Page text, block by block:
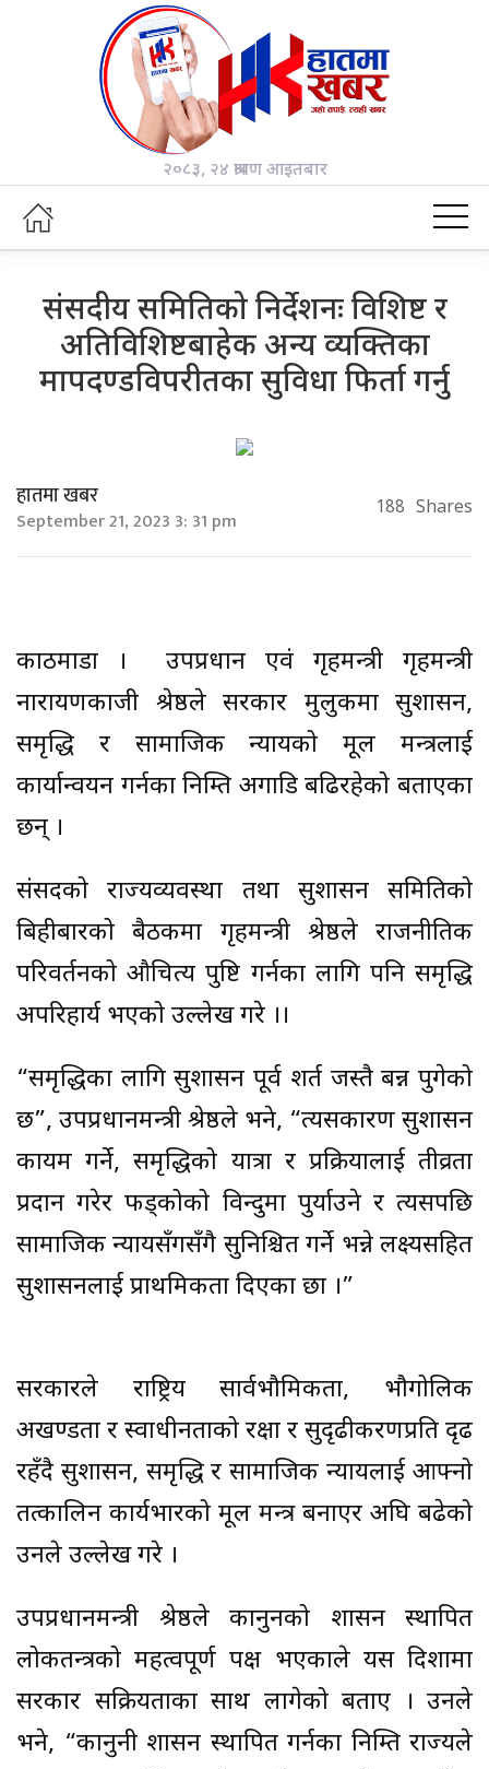
२०८३, २४ श्रावण आइतबार
संसदीय समितिको निर्देशनः विशिष्ट र
अतिविशिष्टबाहेक अन्य व्यक्तिका
मापदण्डविपरीतका सुविधा फिर्ता गर्नु
हातमा खबर
September 21, 2023 3: 31 pm 188 Shares
काठमाडौँ । उपप्रधान एवं गृहमन्त्री गृहमन्त्री
नारायणकाजी श्रेष्ठले सरकार मुलुकमा सुशासन,
समृद्धि र सामाजिक न्यायको मूल मन्त्रलाई
कार्यान्वयन गर्नका निम्ति अगाडि बढिरहेको बताएका
छन् ।
संसदको राज्यव्यवस्था तथा सुशासन समितिको
बिहीबारको बैठकमा गृहमन्त्री श्रेष्ठले राजनीतिक
परिवर्तनको औचित्य पुष्टि गर्नका लागि पनि समृद्धि
अपरिहार्य भएको उल्लेख गरे ।।
“समृद्धिका लागि सुशासन पूर्व शर्त जस्तै बन्न पुगेको
छ”, उपप्रधानमन्त्री श्रेष्ठले भने, “त्यसकारण सुशासन
कायम गर्ने, समृद्धिको यात्रा र प्रक्रियालाई तीव्रता
प्रदान गरेर फड्कोको विन्दुमा पुर्याउने र त्यसपछि
सामाजिक न्यायसँगसँगै सुनिश्चित गर्ने भन्ने लक्ष्यसहित
सुशासनलाई प्राथमिकता दिएका छौँ ।”
सरकारले राष्ट्रिय सार्वभौमिकता, भौगोलिक
अखण्डता र स्वाधीनताको रक्षा र सुदृढीकरणप्रति दृढ
रहँदै सुशासन, समृद्धि र सामाजिक न्यायलाई आफ्नो
तत्कालिन कार्यभारको मूल मन्त्र बनाएर अघि बढेको
उनले उल्लेख गरे ।
उपप्रधानमन्त्री श्रेष्ठले कानुनको शासन स्थापित
लोकतन्त्रको महत्वपूर्ण पक्ष भएकाले यस दिशामा
सरकार सक्रियताका साथ लागेको बताए । उनले
भने, “कानुनी शासन स्थापित गर्नका निम्ति राज्यले